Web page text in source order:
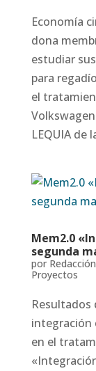
Economía
dona
estudiar
para
el
LEQUIA de
Mem2.0
segunda
por
Proyectos
Resultados
integración
en el